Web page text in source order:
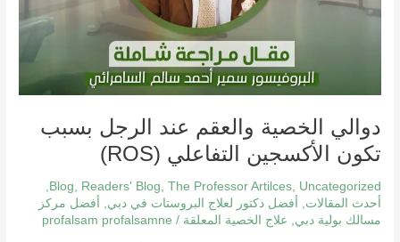
دوالي الخصية والعقم عند الرجل بسبب
تكون الأكسجين التفاعلي (ROS)
Blog Readers' Blog The Professor Artilces, Uncategorized
أحدث المقالات
أفضل دكتور لعلاج البروستات في دبي
أفضل مركز
مسالك بولية دبي
علاج الخصية المعلقة /
profalsam profalsamne